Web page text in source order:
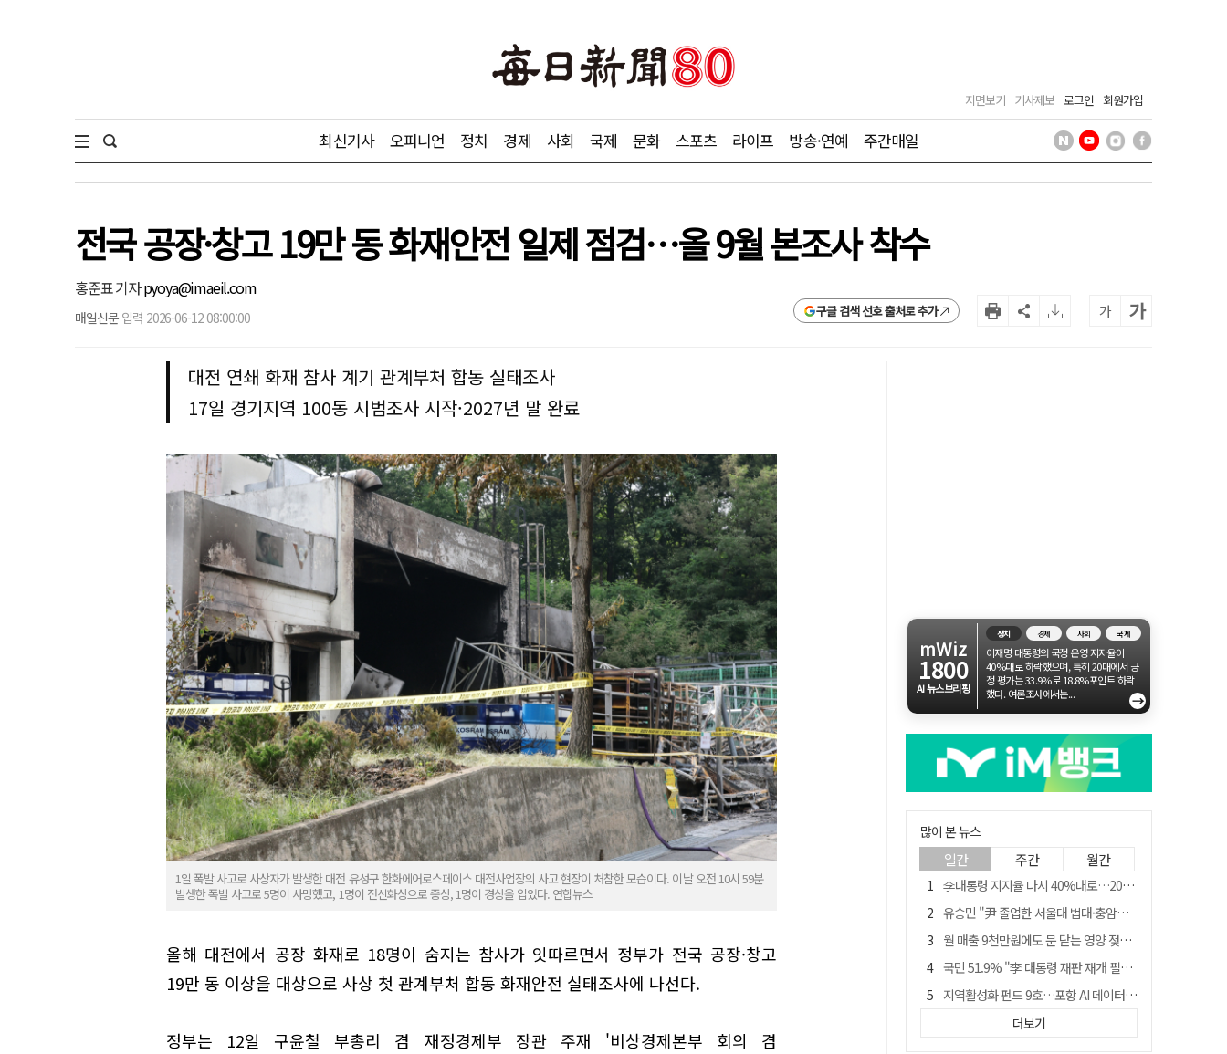
지면보기 기사제보 로그인 회원가입
최신기사 오피니언 정치 경제 사회 국제 문화 스포츠 라이프 방송·연예 주간매일
전국 공장·창고 19만 동 화재안전 일제 점검…올 9월 본조사 착수
홍준표 기자pyoya@imaeil.com
매일신문 입력 2026-06-12 08:00:00 구글 검색 선호 출처로 추가 가 가
대전 연쇄 화재 참사 계기 관계부처 합동 실태조사
17일 경기지역 100동 시범조사 시작·2027년 말 완료
1일 폭발 사고로 사상자가 발생한 대전 유성구 한화에어로스페이스 대전사업장의 사고 현장이 처참한 모습이다. 이날 오전 10시 59분
발생한 폭발 사고로 5명이 사망했고, 1명이 전신화상으로 중상, 1명이 경상을 입었다. 연합뉴스
올해 대전에서 공장 화재로 18명이 숨지는 참사가 잇따르면서 정부가 전국 공장·창고
19만 동 이상을 대상으로 사상 첫 관계부처 합동 화재안전 실태조사에 나선다.
정부는 12일 구윤철 부총리 겸 재정경제부 장관 주재 '비상경제본부 회의 겸
mWiz
1800
AI 뉴스브리핑
정치 경제 사회 국제
이재명 대통령의 국정 운영 지지율이
40%대로 하락했으며, 특히 20대에서 긍
정 평가는 33.9%로 18.8%포인트 하락
했다. 여론조사에서는...
→
많이 본 뉴스
일간 주간 월간
李대통령 지지율 다시 40%대로…20대는 18.8%p 급락
유승민 "尹 졸업한 서울대 법대·충암고도 없애야"…李 육사 통합 직격
월 매출 9천만원에도 문 닫는 영양 젖소농장… "일할 사람이 없어"
국민 51.9% "李 대통령 재판 재개 필요하다"
지역활성화 펀드 9호…포항 AI 데이터센터에 6천억 투입
경북 영천시, 9월부터 11월까지 반값 여행 혜택 제공
더보기